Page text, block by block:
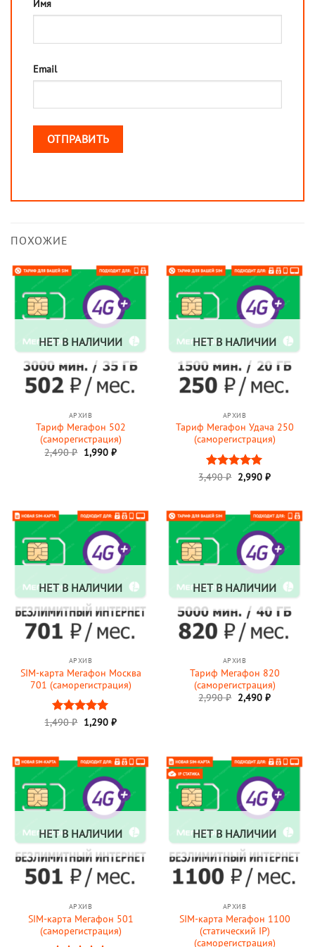
Имя
Email
ПОХОЖИЕ
НЕТ В НАЛИЧИИ
АРХИВ
Тариф Мегафон 502
(саморегистрация)
2,490₽ Первоначальная
цена
1,990 ₽Текущая
НЕТ В НАЛИЧИИ
АРХИВ
Тариф Мегафон Удача 250
(саморегистрация)
Оценка5
3,490₽ Первоначальная
цена
2,990 ₽Текущая
НЕТ В НАЛИЧИИ
АРХИВ
SIM-карта Мегафон Москва
701 (саморегистрация)
Оценка5
1,490₽ Первоначальная
цена
1,290 ₽Текущая
НЕТ В НАЛИЧИИ
АРХИВ
Тариф Мегафон 820
(саморегистрация)
2,990₽ Первоначальная
цена
2,490 ₽Текущая
НЕТ В НАЛИЧИИ
АРХИВ
SIM-карта Мегафон 501
(саморегистрация)
НЕТ В НАЛИЧИИ
АРХИВ
SIM-карта Мегафон 1100
(статический IP)
(саморегистрация)